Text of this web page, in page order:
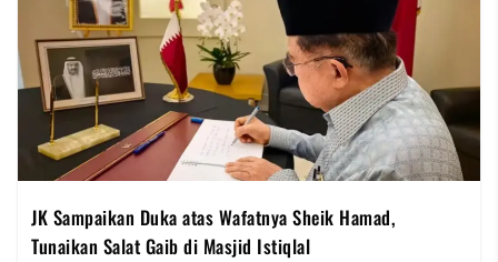
JK Sampaikan Duka atas Wafatnya Sheik Hamad,
Tunaikan Salat Gaib di Masjid Istiqlal